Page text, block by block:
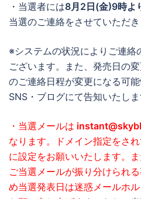
・当選者には8月2日(金)9時よ
当選のご連絡をさせていただき
※システムの状況によりご連絡
ございます。また、発売日の
のご連絡日程が変更になる可
SNS・ブログにて告知いたしま
・当選メールは
なります。ドメイン指定をさ
に設定をお願いいたします。
ご当選メールが振り分けられ
め当選発表日は迷惑メールホ